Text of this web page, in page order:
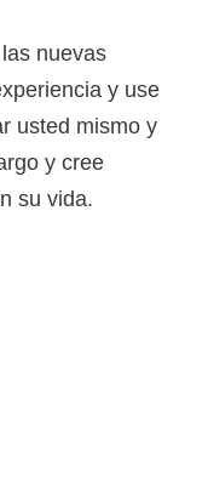
nuevas
y use
usted mismo y
y cree
su vida.